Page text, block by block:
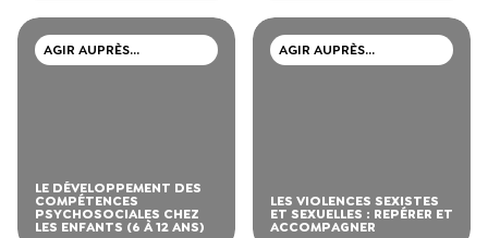
AGIR AUPRÈS
D’ADOLESCENTS ET DE
LE DÉVELOPPEMENT DES
COMPÉTENCES
PSYCHOSOCIALES CHEZ
LES ENFANTS (6 À 12 ANS)
AGIR AUPRÈS
D’ADOLESCENTS ET DE
LES VIOLENCES SEXISTES
ET SEXUELLES : REPÉRER ET
ACCOMPAGNER